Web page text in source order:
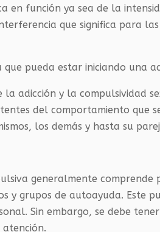
en función ya sea de la
que significa para
pueda estar iniciando una
adicción y la compulsividad
del comportamiento que
los demás y hasta su
generalmente comprende
y grupos de autoayuda. Este
Sin embargo, se debe